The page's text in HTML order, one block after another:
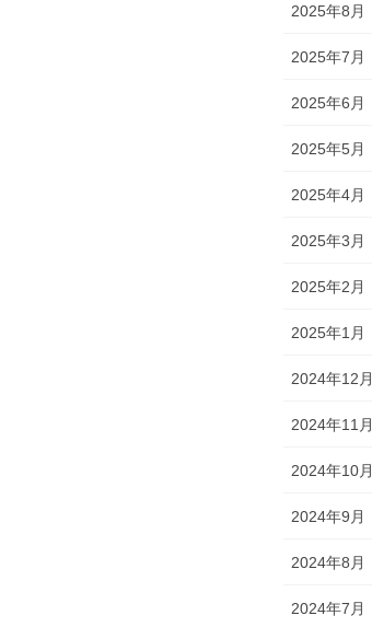
2025年8月
2025年7月
2025年6月
2025年5月
2025年4月
2025年3月
2025年2月
2025年1月
2024年12月
2024年11月
2024年10月
2024年9月
2024年8月
2024年7月